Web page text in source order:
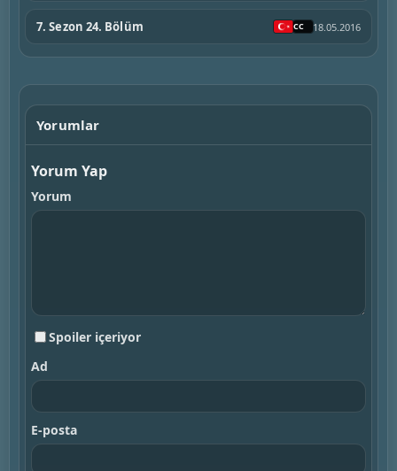
7. Sezon 24. Bölüm 18.05.2016
Yorumlar
Yorum Yap
Yorum
Spoiler içeriyor
Ad
E-posta